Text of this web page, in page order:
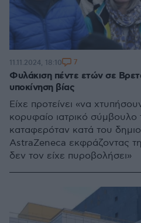
Φυλάκιση πέντε ετών σε
υποκίνηση βίας
Είχε προτείνει «να
κορυφαίο ιατρικό
καταφερόταν κατά του
AstraZeneca εκφράζοντας
δεν τον είχε πυροβολήσει»
11.11.2024, 18:10 7